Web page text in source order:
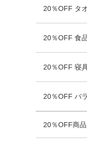
20％OFF タ
20％OFF 食
20％OFF 寝
20％OFF バ
20％OFF商